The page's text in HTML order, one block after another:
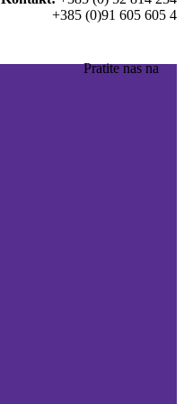
+385 (0)91 605 605 4
Pratite nas na